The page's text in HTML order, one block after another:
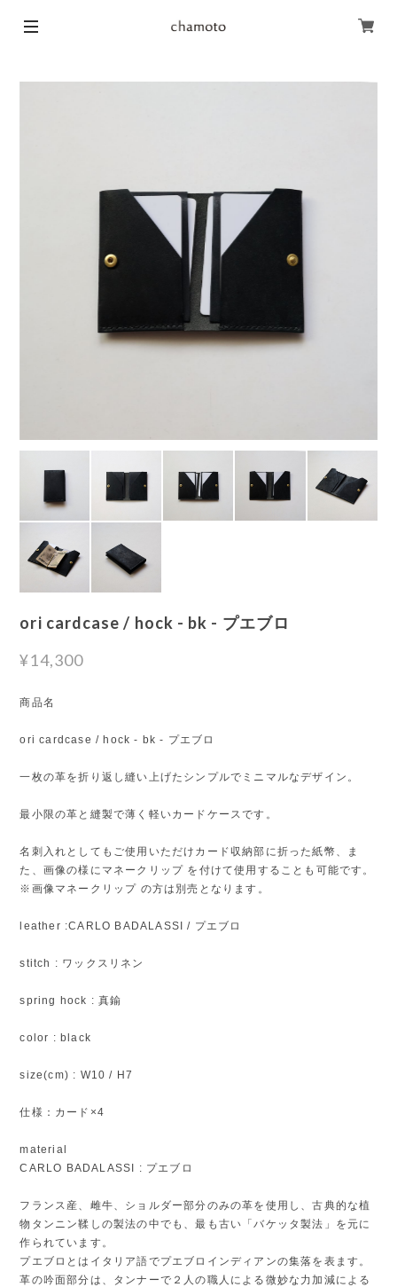
ori cardcase / hock - bk - プエブロ
¥14,300
商品名
ori cardcase / hock - bk - プエブロ
一枚の革を折り返し縫い上げたシンプルでミニマルなデザイン。
最小限の革と縫製で薄く軽いカードケースです。
名刺入れとしてもご使用いただけカード収納部に折った紙幣、ま
た、画像の様にマネークリップ を付けて使用することも可能です。
※画像マネークリップ の方は別売となります。
leather :CARLO BADALASSI / プエブロ
stitch : ワックスリネン
spring hock : 真鍮
color : black
size(cm) : W10 / H7
仕様：カード×4
material
CARLO BADALASSI : プエブロ
フランス産、雌牛、ショルダー部分のみの革を使用し、古典的な植
物タンニン鞣しの製法の中でも、最も古い「バケッタ製法」を元に
作られています。
プエブロとはイタリア語でプエブロインディアンの集落を表ます。
革の吟面部分は、タンナーで２人の職人による微妙な力加減による